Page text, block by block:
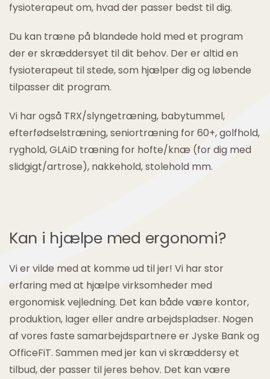
fysioterapeut om, hvad der passer bedst til dig.
Du kan træne på blandede hold med et program
der er skræddersyet til dit behov. Der er altid en
fysioterapeut til stede, som hjælper dig og løbende
tilpasser dit program.
Vi har også TRX/slyngetræning, babytummel,
efterfødselstræning, seniortræning for 60+, golfhold,
ryghold, GLAiD træning for hofte/knæ (for dig med
slidgigt/artrose), nakkehold, stolehold mm.
Kan i hjælpe med ergonomi?
Vi er vilde med at komme ud til jer! Vi har stor
erfaring med at hjælpe virksomheder med
ergonomisk vejledning. Det kan både være kontor,
produktion, lager eller andre arbejdspladser. Nogen
af vores faste samarbejdspartnere er Jyske Bank og
OfficeFiT. Sammen med jer kan vi skræddersy et
tilbud, der passer til jeres behov. Det kan være